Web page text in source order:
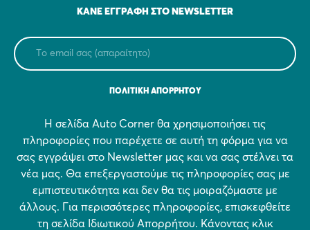
ΚΆΝΕ ΕΓΓΡΑΦΉ ΣΤΟ NEWSLETTER
ΠΟΛΙΤΙΚΗ ΑΠΟΡΡΗΤΟΥ
Η σελίδα Auto Corner θα χρησιμοποιήσει τις
πληροφορίες που παρέχετε σε αυτή τη φόρμα για να
σας εγγράψει στο Newsletter μας και να σας στέλνει τα
νέα μας. Θα επεξεργαστούμε τις πληροφορίες σας με
εμπιστευτικότητα και δεν θα τις μοιραζόμαστε με
άλλους. Για περισσότερες πληροφορίες, επισκεφθείτε
τη σελίδα Ιδιωτικού Απορρήτου. Κάνοντας κλικ